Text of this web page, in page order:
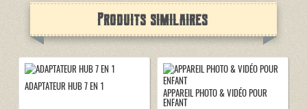
Produits similaires
ADAPTATEUR HUB 7 EN 1
APPAREIL PHOTO & VIDÉO POUR
ENFANT